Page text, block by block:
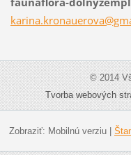
karina.kronauero
© 2014
Tvorba webových
Zobraziť: Mobilnú verziu|